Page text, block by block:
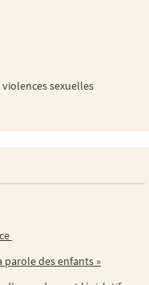
sexuelles
des enfants »